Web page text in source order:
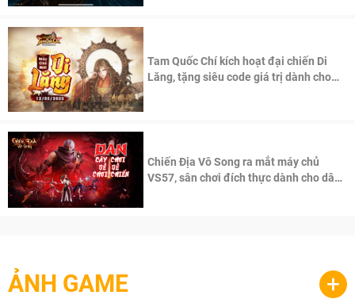
Tam Quốc Chí kích hoạt đại chiến Di
Lăng, tặng siêu code giá trị dành cho
Chiến Địa Vô Song ra mắt máy chủ
VS57, sân chơi đích thực dành cho dân
ẢNH GAME +